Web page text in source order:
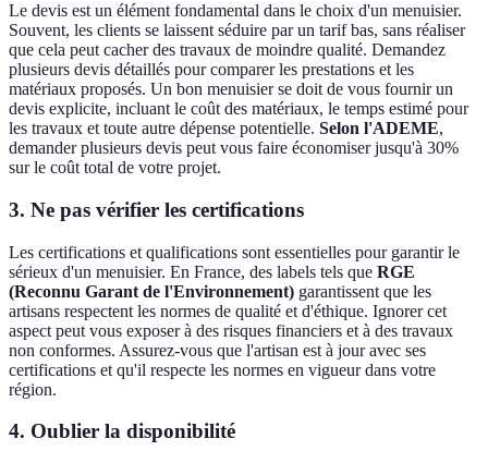
Le devis est un élément fondamental dans le choix d'un menuisier.
Souvent, les clients se laissent séduire par un tarif bas, sans réaliser
que cela peut cacher des travaux de moindre qualité. Demandez
plusieurs devis détaillés pour comparer les prestations et les
matériaux proposés. Un bon menuisier se doit de vous fournir un
devis explicite, incluant le coût des matériaux, le temps estimé pour
les travaux et toute autre dépense potentielle. Selon l'ADEME,
demander plusieurs devis peut vous faire économiser jusqu'à 30%
sur le coût total de votre projet.
3. Ne pas vérifier les certifications
Les certifications et qualifications sont essentielles pour garantir le
sérieux d'un menuisier. En France, des labels tels que RGE
(Reconnu Garant de l'Environnement) garantissent que les
artisans respectent les normes de qualité et d'éthique. Ignorer cet
aspect peut vous exposer à des risques financiers et à des travaux
non conformes. Assurez-vous que l'artisan est à jour avec ses
certifications et qu'il respecte les normes en vigueur dans votre
région.
4. Oublier la disponibilité